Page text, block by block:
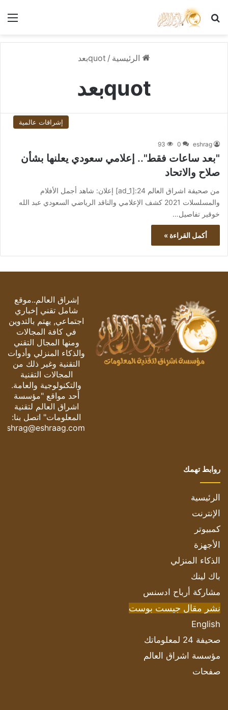
بحث عن
الرئيسية / quotبعد
quotبعد
إشراقات عالمية
eshrag
0
93
"بعد ساعات فقط".. إعلامي سعودي يعلنها بشأن
صلاح والاتحاد
من صحيفة اشراق العالم 24:[ad_1] إعلان: شاهد أجمل الأفلام
والمسلسلات 2021 كشف الإعلامي والناقد الرياضي السعودي عبد الله
خوقير تفاصيل…
أكمل القراءة »
إشراق العالم..موقع
شامل تقني إخباري
اجتماعي, يهتم بالتدوين
في كافة المجالات
ومنها المجال التقني
والذكاء المنزلي وأدوات
التقنية وغير ذلك من
المجالات التقنية
والتكنولوجية والعامة.
أحد مواقع "مؤسسة
اشراق العالم لتقنية
المعلومات" اتصل بنا:
eshrag@eshraag.com
روابط تهمك
الرئيسية
الإنترنت
كمبيوتر
الأجهزة
الذكاء المنزلي
باك لينك
مشاركة أرباح ادسنس
نشر مقال جيست بوست
English
صحيفة 24 لمعلوماتك
مؤسسة اشراق العالم
صفحات